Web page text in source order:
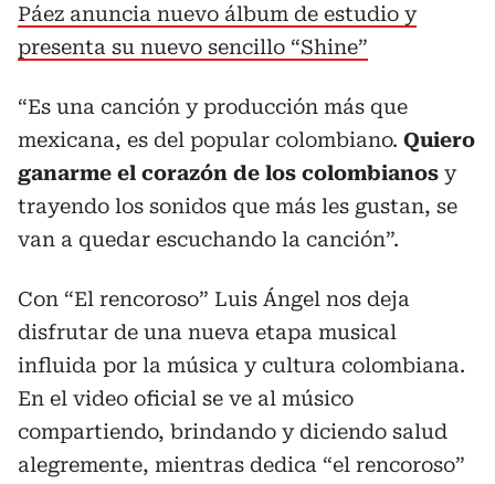
Páez anuncia nuevo álbum de estudio y
presenta su nuevo sencillo “Shine”
“Es una canción y producción más que
mexicana, es del popular colombiano. Quiero
ganarme el corazón de los colombianos y
trayendo los sonidos que más les gustan, se
van a quedar escuchando la canción”.
Con “El rencoroso” Luis Ángel nos deja
disfrutar de una nueva etapa musical
influida por la música y cultura colombiana.
En el video oficial se ve al músico
compartiendo, brindando y diciendo salud
alegremente, mientras dedica “el rencoroso”